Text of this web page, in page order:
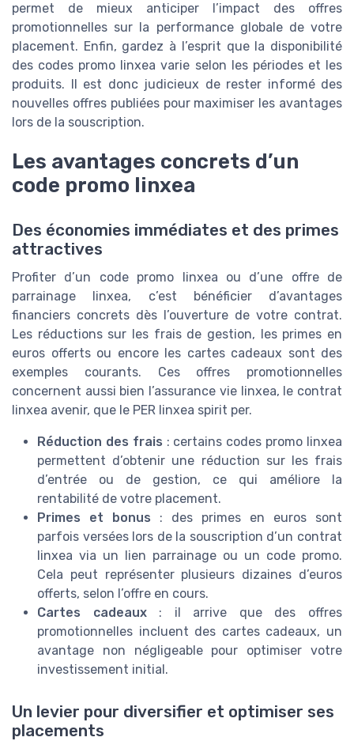
permet de mieux anticiper l’impact des offres
promotionnelles sur la performance globale de votre
placement. Enfin, gardez à l’esprit que la disponibilité
des codes promo linxea varie selon les périodes et les
produits. Il est donc judicieux de rester informé des
nouvelles offres publiées pour maximiser les avantages
lors de la souscription.
Les avantages concrets d’un
code promo linxea
Des économies immédiates et des primes
attractives
Profiter d’un code promo linxea ou d’une offre de
parrainage linxea, c’est bénéficier d’avantages
financiers concrets dès l’ouverture de votre contrat.
Les réductions sur les frais de gestion, les primes en
euros offerts ou encore les cartes cadeaux sont des
exemples courants. Ces offres promotionnelles
concernent aussi bien l’assurance vie linxea, le contrat
linxea avenir, que le PER linxea spirit per.
Réduction des frais : certains codes promo linxea
permettent d’obtenir une réduction sur les frais
d’entrée ou de gestion, ce qui améliore la
rentabilité de votre placement.
Primes et bonus : des primes en euros sont
parfois versées lors de la souscription d’un contrat
linxea via un lien parrainage ou un code promo.
Cela peut représenter plusieurs dizaines d’euros
offerts, selon l’offre en cours.
Cartes cadeaux: il arrive que des offres
promotionnelles incluent des cartes cadeaux, un
avantage non négligeable pour optimiser votre
investissement initial.
Un levier pour diversifier et optimiser ses
placements